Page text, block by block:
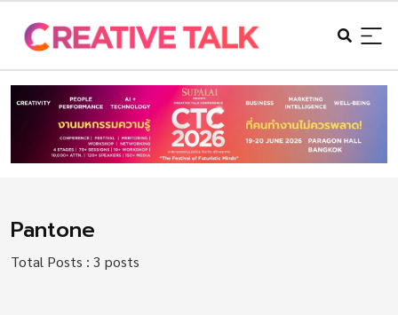
Pantone
Total Posts : 3 posts